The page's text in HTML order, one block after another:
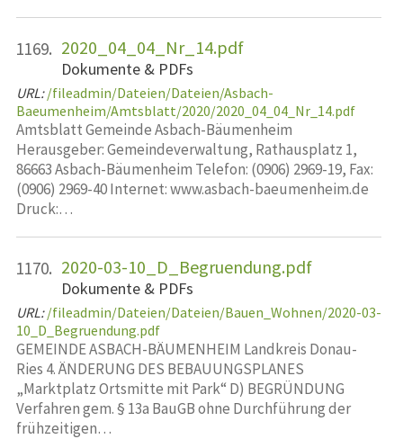
1169. 2020_04_04_Nr_14.pdf
Dokumente & PDFs
URL: /fileadmin/Dateien/Dateien/Asbach-
Baeumenheim/Amtsblatt/2020/2020_04_04_Nr_14.pdf
Amtsblatt Gemeinde Asbach-Bäumenheim
Herausgeber: Gemeindeverwaltung, Rathausplatz 1,
86663 Asbach-Bäumenheim Telefon: (0906) 2969-19, Fax:
(0906) 2969-40 Internet: www.asbach-baeumenheim.de
Druck:…
1170. 2020-03-10_D_Begruendung.pdf
Dokumente & PDFs
URL: /fileadmin/Dateien/Dateien/Bauen_Wohnen/2020-03-
10_D_Begruendung.pdf
GEMEINDE ASBACH-BÄUMENHEIM Landkreis Donau-
Ries 4. ÄNDERUNG DES BEBAUUNGSPLANES
„Marktplatz Ortsmitte mit Park“ D) BEGRÜNDUNG
Verfahren gem. § 13a BauGB ohne Durchführung der
frühzeitigen…